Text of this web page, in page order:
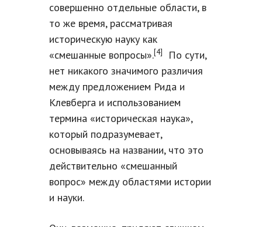
совершенно отдельные области, в
то же время, рассматривая
историческую науку как
«смешанные вопросы».[4]
По сути,
нет никакого значимого различия
между предложением Рида и
Клевберга и использованием
термина «историческая наука»,
который подразумевает,
основываясь на названии, что это
действительно «смешанный
вопрос» между областями истории
и науки.